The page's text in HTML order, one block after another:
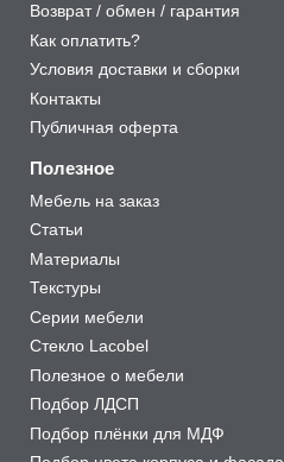
Возврат / обмен / гарантия
Как оплатить?
Условия доставки и сборки
Контакты
Публичная оферта
Полезное
Мебель на заказ
Статьи
Материалы
Текстуры
Серии мебели
Стекло Lacobel
Полезное о мебели
Подбор ЛДСП
Подбор плёнки для МДФ